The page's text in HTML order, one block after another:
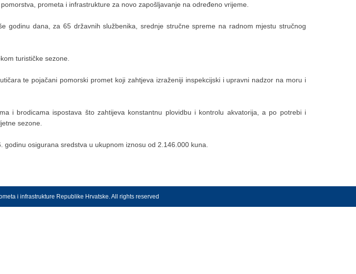
prometa i infrastrukture za novo zapošljavanje na određeno vrijeme.
godinu dana, za 65 državnih službenika, srednje stručne spreme na radnom mjestu stručnog
turističke sezone.
te pojačani pomorski promet koji zahtjeva izraženiji inspekcijski i upravni nadzor na moru i
i brodicama ispostava što zahtijeva konstantnu plovidbu i kontrolu akvatorija, a po potrebi i
sezone.
osigurana sredstva u ukupnom iznosu od 2.146.000 kuna.
i infrastrukture Republike Hrvatske. All rights reserved